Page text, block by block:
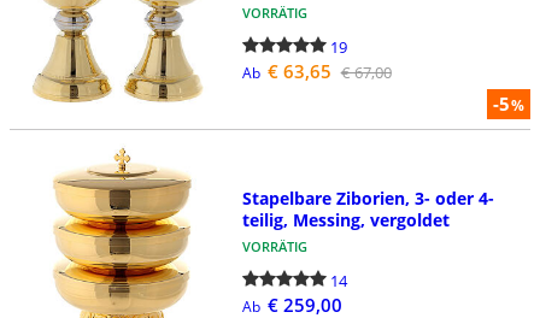
-5%
VORRÄTIG
19
Ab € 63,65 € 67,00
Stapelbare Ziborien, 3- oder 4-
teilig, Messing, vergoldet
VORRÄTIG
14
Ab € 259,00